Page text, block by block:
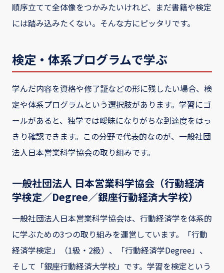
順序立てて全体像をつかみたいけれど、まだ書籍や検定
には踏み込みたくない。そんな方にピッタリです。
検定・体系プログラムで学ぶ
学んだ内容を資格や修了証などの形に残したい場合、検
定や体系プログラムという選択肢があります。学習にゴ
ールがあると、独学では曖昧になりがちな到達度をはっ
きり確認できます。この分野で代表的なのが、一般社団
法人日本営業科学協会の取り組みです。
一般社団法人 日本営業科学協会（行動経済
学検定／Degree／銀座行動経済大学校）
一般社団法人日本営業科学協会は、行動経済学を体系的
に学ぶための3つの取り組みを運営しています。「行動
経済学検定」（1級・2級）、「行動経済学Degree」、
そして「銀座行動経済大学校」です。学習を検定という